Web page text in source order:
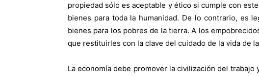
propiedad sólo es aceptable y ético si cumple con
bienes para toda la humanidad. De lo contrario, es
bienes para los pobres de la tierra. A los
que restituirles con la clave del cuidado de la vida de
La economía debe promover la civilización del